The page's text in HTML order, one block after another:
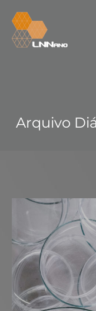
Arquivo